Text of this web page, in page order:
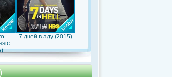
7 дней в аду (2015)